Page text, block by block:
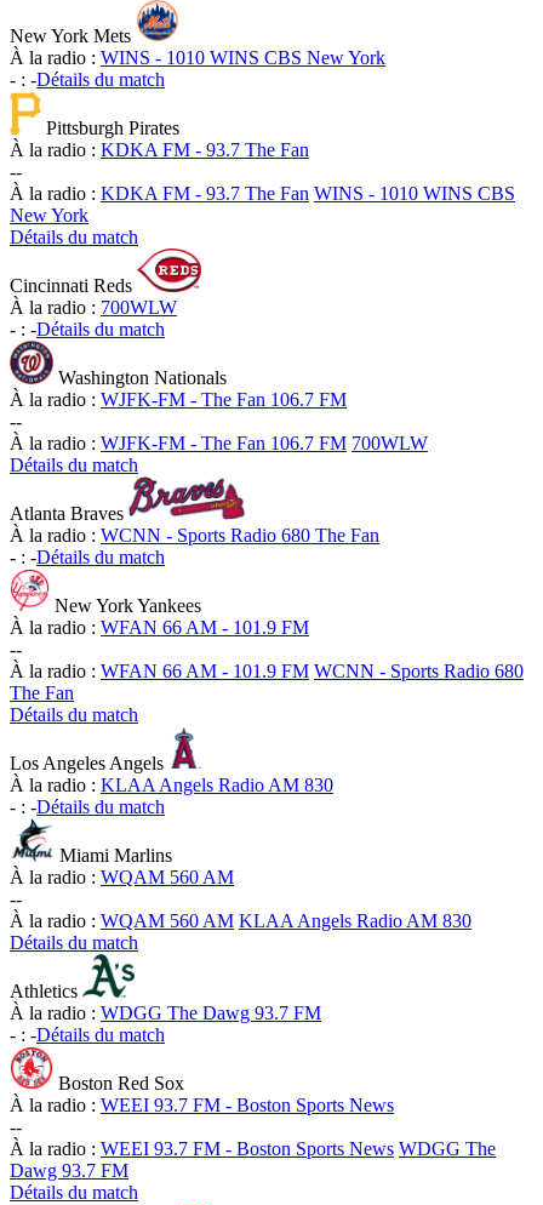
New York Mets
À la radio : WINS - 1010 WINS CBS New York
- : -Détails du match
Pittsburgh Pirates
À la radio : KDKA FM - 93.7 The Fan
--
À la radio : KDKA FM - 93.7 The Fan WINS - 1010 WINS CBS
New York
Détails du match
Cincinnati Reds
À la radio : 700WLW
- : -Détails du match
Washington Nationals
À la radio : WJFK-FM - The Fan 106.7 FM
--
À la radio : WJFK-FM - The Fan 106.7 FM 700WLW
Détails du match
Atlanta Braves
À la radio : WCNN - Sports Radio 680 The Fan
- : -Détails du match
New York Yankees
À la radio : WFAN 66 AM - 101.9 FM
--
À la radio : WFAN 66 AM - 101.9 FM WCNN - Sports Radio 680
The Fan
Détails du match
Los Angeles Angels
À la radio : KLAA Angels Radio AM 830
- : -Détails du match
Miami Marlins
À la radio : WQAM 560 AM
--
À la radio : WQAM 560 AM KLAA Angels Radio AM 830
Détails du match
Athletics
À la radio : WDGG The Dawg 93.7 FM
- : -Détails du match
Boston Red Sox
À la radio : WEEI 93.7 FM - Boston Sports News
--
À la radio : WEEI 93.7 FM - Boston Sports News WDGG The
Dawg 93.7 FM
Détails du match